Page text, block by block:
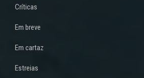
Críticas
Em breve
Em cartaz
Estreias